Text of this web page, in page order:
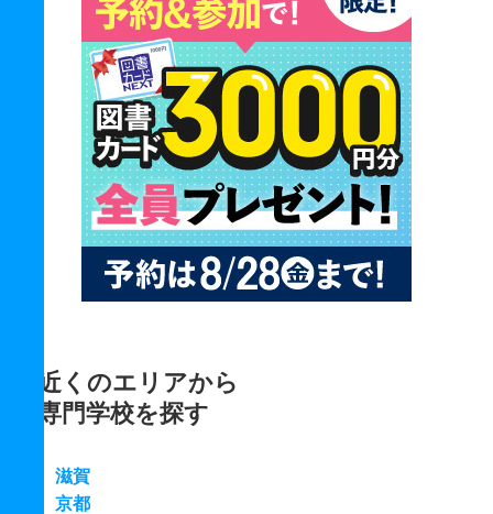
近くのエリアから
専門学校を探す
滋賀
京都